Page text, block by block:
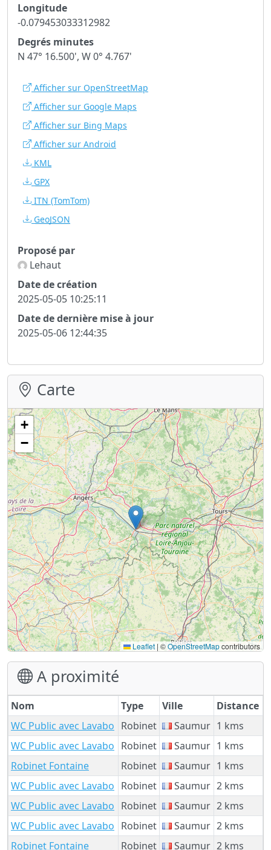
Longitude
-0.079453033312982
Degrés minutes
N 47° 16.500', W 0° 4.767'
Afficher sur OpenStreetMap
Afficher sur Google Maps
Afficher sur Bing Maps
Afficher sur Android
KML
GPX
ITN (TomTom)
GeoJSON
Proposé par
Lehaut
Date de création
2025-05-05 10:25:11
Date de dernière mise à jour
2025-05-06 12:44:35
Carte
+
−
Leaflet | ©OpenStreetMapcontributors
A proximité
Nom Type Ville
Distance
WC Public avec Lavabo Robinet Saumur 1 kms
WC Public avec Lavabo Robinet Saumur 1 kms
Robinet Fontaine
Robinet Saumur 1 kms
WC Public avec Lavabo Robinet Saumur 2 kms
WC Public avec Lavabo Robinet Saumur 2 kms
WC Public avec Lavabo Robinet Saumur 2 kms
Robinet Fontaine
Robinet Saumur 2 kms